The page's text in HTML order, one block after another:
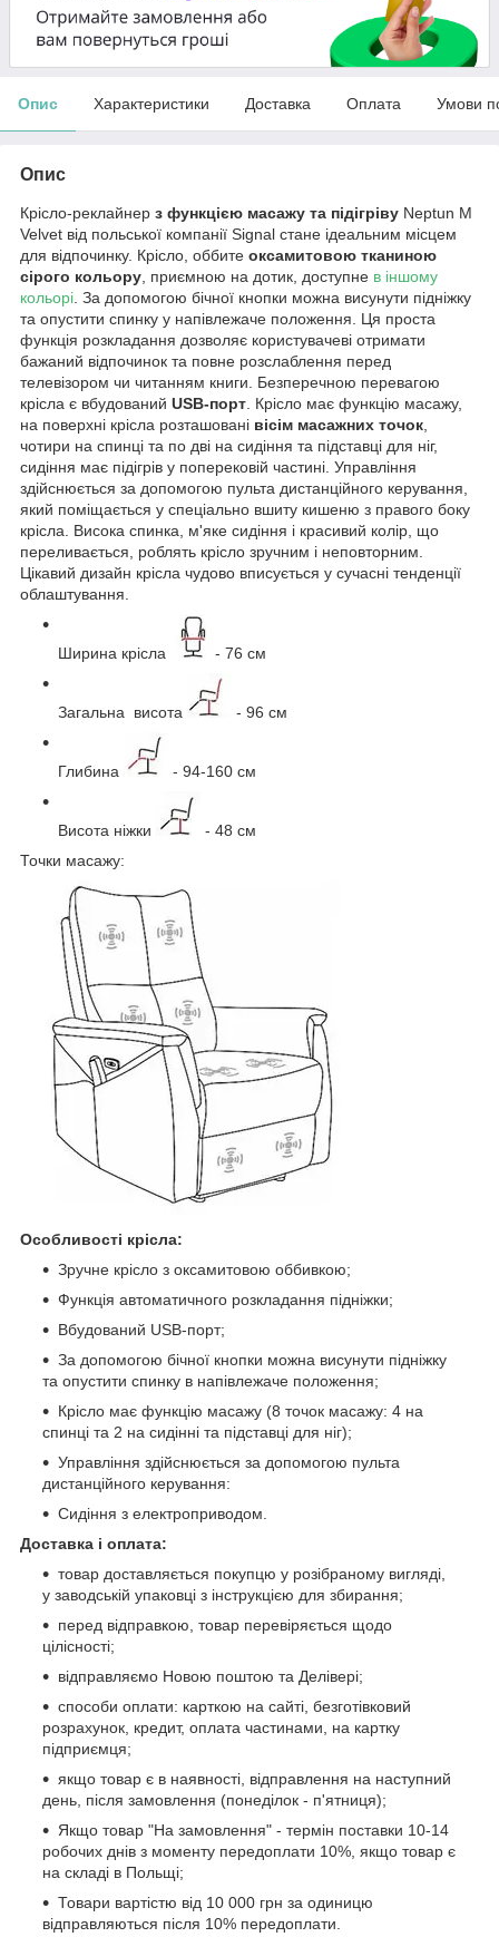
Опис Характеристики Доставка Оплата Умови
Опис
Крісло-реклайнер з функцією масажу та підігріву Neptun M
Velvet від польської компанії Signal стане ідеальним місцем
для відпочинку. Крісло, оббите оксамитовою тканиною
сірого кольору, приємною на дотик, доступне в іншому
кольорі. За допомогою бічної кнопки можна висунути підніжку
та опустити спинку у напівлежаче положення. Ця проста
функція розкладання дозволяє користувачеві отримати
бажаний відпочинок та повне розслаблення перед
телевізором чи читанням книги. Безперечною перевагою
крісла є вбудований USB-порт. Крісло має функцію масажу,
на поверхні крісла розташовані вісім масажних точок,
чотири на спинці та по дві на сидіння та підставці для ніг,
сидіння має підігрів у поперековій частині. Управління
здійснюється за допомогою пульта дистанційного керування,
який поміщається у спеціально вшиту кишеню з правого боку
крісла. Висока спинка, м'яке сидіння і красивий колір, що
переливається, роблять крісло зручним і неповторним.
Цікавий дизайн крісла чудово вписується у сучасні тенденції
облаштування.
Ширина крісла - 76 см
Загальна висота - 96 см
Глибина - 94-160 см
Висота ніжки
- 48 см
Точки масажу:
Особливості крісла:
Зручне крісло з оксамитовою оббивкою;
Функція автоматичного розкладання підніжки;
Вбудований USB-порт;
За допомогою бічної кнопки можна висунути підніжку
та опустити спинку в напівлежаче положення;
Крісло має функцію масажу (8 точок масажу: 4 на
спинці та 2 на сидінні та підставці для ніг);
Управління здійснюється за допомогою пульта
дистанційного керування:
Сидіння з електроприводом.
Доставка і оплата:
товар доставляється покупцю у розібраному вигляді,
у заводській упаковці з інструкцією для збирання;
перед відправкою, товар перевіряється щодо
цілісності;
відправляємо Новою поштою та Делівері;
способи оплати: карткою на сайті, безготівковий
розрахунок, кредит, оплата частинами, на картку
підприємця;
якщо товар є в наявності, відправлення на наступний
день, після замовлення (понеділок - п'ятниця);
Якщо товар "На замовлення" - термін поставки 10-14
робочих днів з моменту передоплати 10%, якщо товар є
на складі в Польщі;
Товари вартістю від 10 000 грн за одиницю
відправляються після 10% передоплати.